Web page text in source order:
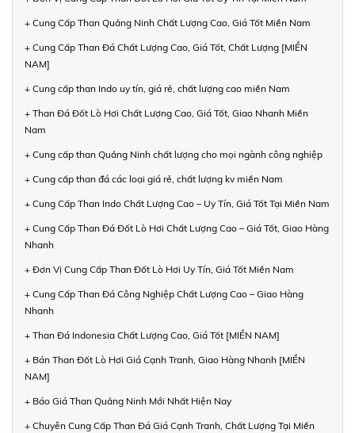
+ Cung Cấp Than Quảng Ninh Chất Lượng Cao, Giá Tốt Miền Nam
+ Cung Cấp Than Đá Chất Lượng Cao, Giá Tốt, Chất Lượng [MIỀN
NAM]
+ Cung cấp than Indo uy tín, giá rẻ, chất lượng cao miền Nam
+ Than Đá Đốt Lò Hơi Chất Lượng Cao, Giá Tốt, Giao Nhanh Miền
Nam
+ Cung cấp than Quảng Ninh chất lượng cho mọi ngành công nghiệp
+ Cung cấp than đá các loại giá rẻ, chất lượng kv miền Nam
+ Cung Cấp Than Indo Chất Lượng Cao – Uy Tín, Giá Tốt Tại Miền Nam
+ Cung Cấp Than Đá Đốt Lò Hơi Chất Lượng Cao – Giá Tốt, Giao Hàng
Nhanh
+ Đơn Vị Cung Cấp Than Đốt Lò Hơi Uy Tín, Giá Tốt Miền Nam
+ Cung Cấp Than Đá Công Nghiệp Chất Lượng Cao – Giao Hàng
Nhanh
+ Than Đá Indonesia Chất Lượng Cao, Giá Tốt [MIỀN NAM]
+ Bán Than Đốt Lò Hơi Giá Cạnh Tranh, Giao Hàng Nhanh [MIỀN
NAM]
+ Báo Giá Than Quảng Ninh Mới Nhất Hiện Nay
+ Chuyên Cung Cấp Than Đá Giá Cạnh Tranh, Chất Lượng Tại Miền